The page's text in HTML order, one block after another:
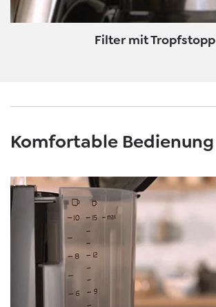
Filter mit Tropfstopp
Komfortable Bedienung